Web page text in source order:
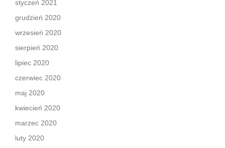
styczeń 2021
grudzień 2020
wrzesień 2020
sierpień 2020
lipiec 2020
czerwiec 2020
maj 2020
kwiecień 2020
marzec 2020
luty 2020